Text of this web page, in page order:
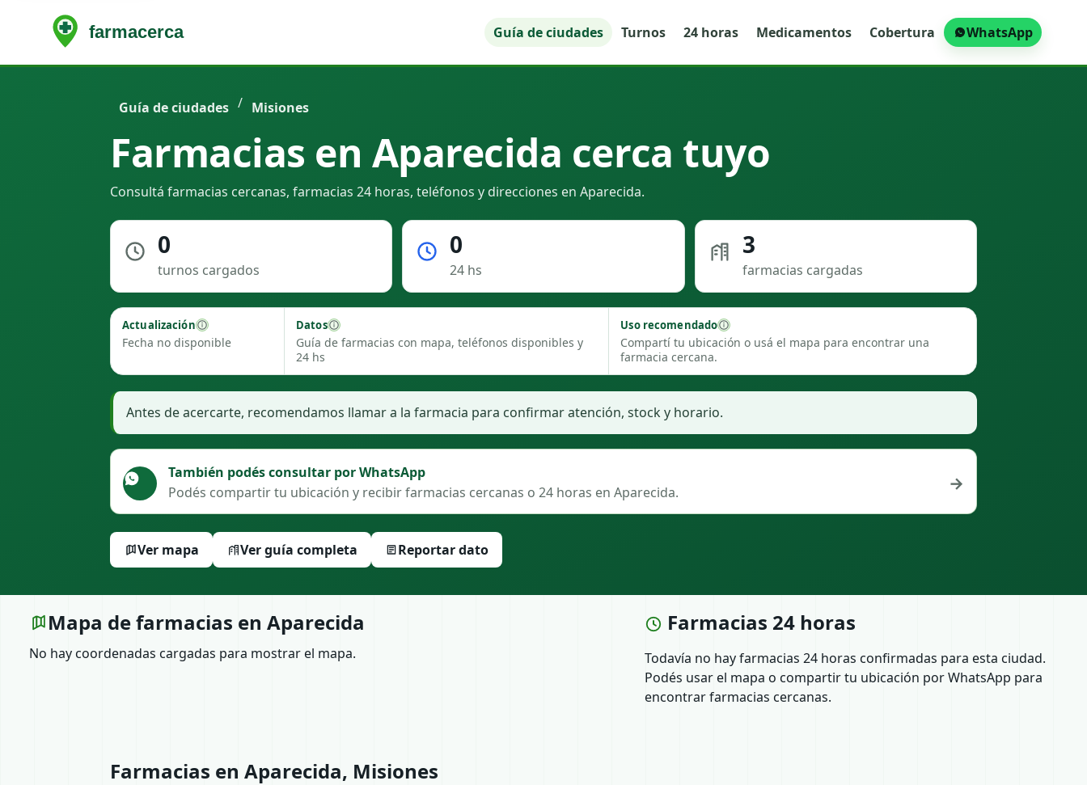
Guía de ciudades Turnos 24 horas Medicamentos Cobertura WhatsApp
Guía de ciudades / Misiones
Farmacias en Aparecida cerca tuyo
Consultá farmacias cercanas, farmacias 24 horas, teléfonos y direcciones en Aparecida.
0
turnos cargados
0
24 hs
3
farmacias cargadas
Actualización
Fecha no disponible
Datos
Guía de farmacias con mapa, teléfonos disponibles y
24 hs
Uso recomendado
Compartí tu ubicación o usá el mapa para encontrar una
farmacia cercana.
Antes de acercarte, recomendamos llamar a la farmacia para confirmar atención, stock y horario.
También podés consultar por WhatsApp
Podés compartir tu ubicación y recibir farmacias cercanas o 24 horas en Aparecida.
→
Ver mapa Ver guía completa Reportar dato
Mapa de farmacias en Aparecida
No hay coordenadas cargadas para mostrar el mapa.
Farmacias 24 horas
Todavía no hay farmacias 24 horas confirmadas para esta ciudad.
Podés usar el mapa o compartir tu ubicación por WhatsApp para
encontrar farmacias cercanas.
Farmacias en Aparecida, Misiones